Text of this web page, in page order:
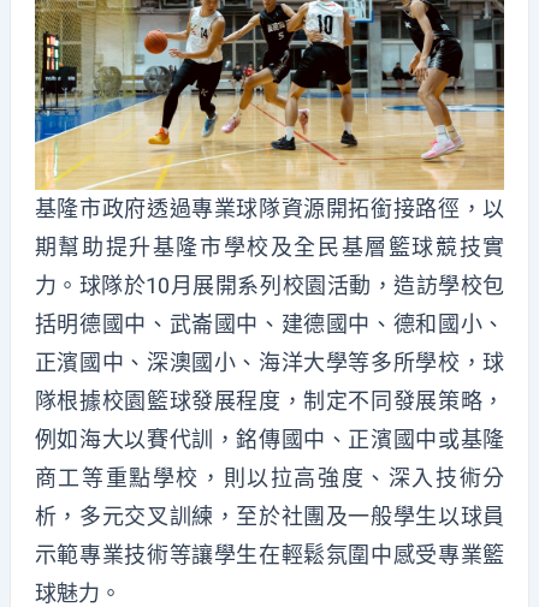
基隆市政府透過專業球隊資源開拓銜接路徑，以
期幫助提升基隆市學校及全民基層籃球競技實
力。球隊於10月展開系列校園活動，造訪學校包
括明德國中、武崙國中、建德國中、德和國小、
正濱國中、深澳國小、海洋大學等多所學校，球
隊根據校園籃球發展程度，制定不同發展策略，
例如海大以賽代訓，銘傳國中、正濱國中或基隆
商工等重點學校，則以拉高強度、深入技術分
析，多元交叉訓練，至於社團及一般學生以球員
示範專業技術等讓學生在輕鬆氛圍中感受專業籃
球魅力。